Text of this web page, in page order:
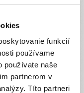
funkcií
používame
používate naše
partnerom v
Títo partneri
kontaktovať